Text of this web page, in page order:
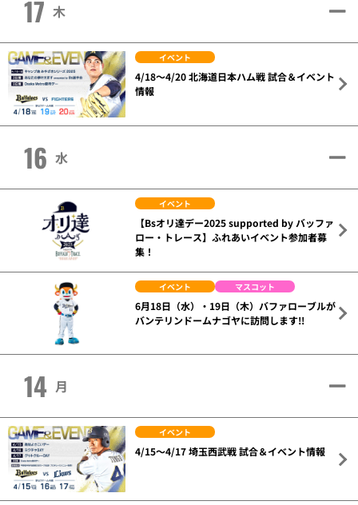
17 木
イベント
4/18～4/20 北海道日本ハム戦 試合＆イベント
情報
16 水
イベント
【Bsオリ達デー2025 supported by バッファ
ロー・トレース】ふれあいイベント参加者募
集！
イベント マスコット
6月18日（水）・19日（木）バファローブルが
バンテリンドームナゴヤに訪問します!!
14 月
イベント
4/15～4/17 埼玉西武戦 試合＆イベント情報